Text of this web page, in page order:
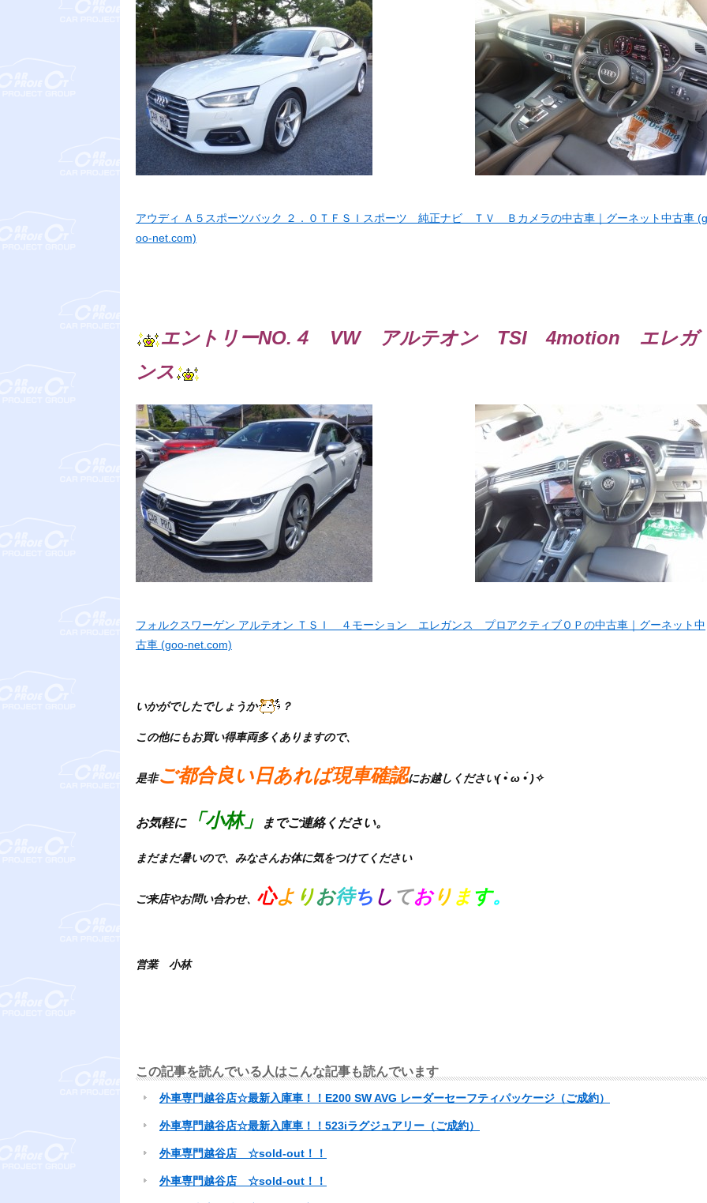
アウディ Ａ５スポーツバック ２．０ＴＦＳＩスポーツ 純正ナビ ＴＶ Ｂカメラの中古車｜グーネット中古車 (g
oo-net.com)
エントリーNO.４ VW アルテオン TSI 4motion エレガ
ンス
フォルクスワーゲン アルテオン ＴＳＩ ４モーション エレガンス プロアクティブＯＰの中古車｜グーネット中
古車 (goo-net.com)
いかがでしたでしょうか ？
この他にもお買い得車両多くありますので、
是非ご都合良い日あれば現車確認にお越しください( •̀ ω •́ )✧
お気軽に「小林」 までご連絡ください。
まだまだ暑いので、みなさんお体に気をつけてください
ご来店やお問い合わせ、 心よ りお待ち し ており ます。
営業 小林
この記事を読んでいる人はこんな記事も読んでいます
外車専門越谷店☆最新入庫車！！E200 SW AVG レーダーセーフティパッケージ（ご成約）
外車専門越谷店☆最新入庫車！！523iラグジュアリー（ご成約）
外車専門越谷店 ☆sold-out！！
外車専門越谷店 ☆sold-out！！